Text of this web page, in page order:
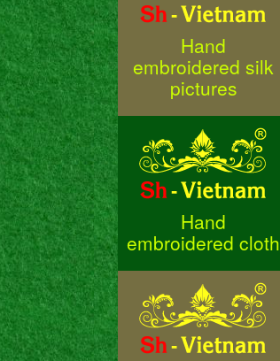
Hand
embroidered silk
pictures
Hand
embroidered cloth